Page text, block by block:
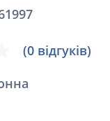
(0 відгуків)